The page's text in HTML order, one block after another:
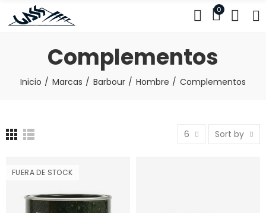
0
Complementos
Inicio Marcas Barbour Hombre Complementos
6 Sort by
FUERA DE STOCK